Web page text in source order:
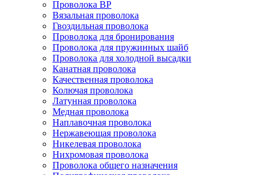
Проволока ВР
Вязальная проволока
Гвоздильная проволока
Проволока для бронирования
Проволока для пружинных шайб
Проволока для холодной высадки
Канатная проволока
Качественная проволока
Колючая проволока
Латунная проволока
Медная проволока
Наплавочная проволока
Нержавеющая проволока
Никелевая проволока
Нихромовая проволока
Проволока общего назначения